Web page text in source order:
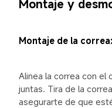
Montaje y
Montaje de la correa:
Alinea la correa con el
juntas. Tira de la
asegurarte de que